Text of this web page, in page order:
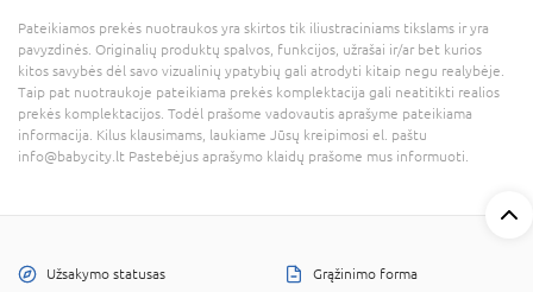
Pateikiamos prekės nuotraukos yra skirtos tik iliustraciniams tikslams ir yra
pavyzdinės. Originalių produktų spalvos, funkcijos, užrašai ir/ar bet kurios
kitos savybės dėl savo vizualinių ypatybių gali atrodyti kitaip negu realybėje.
Taip pat nuotraukoje pateikiama prekės komplektacija gali neatitikti realios
prekės komplektacijos. Todėl prašome vadovautis aprašyme pateikiama
informacija. Kilus klausimams, laukiame Jūsų kreipimosi el. paštu
info@babycity.lt Pastebėjus aprašymo klaidų prašome mus informuoti.
Užsakymo statusas Grąžinimo forma